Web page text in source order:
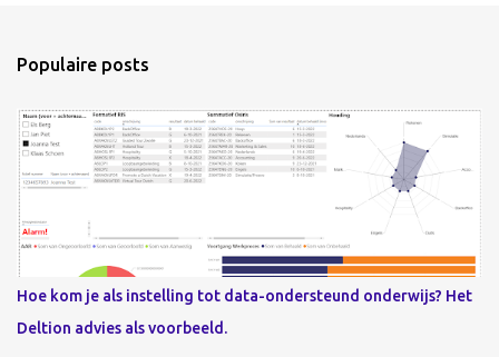
Populaire posts
Hoe kom je als instelling tot data-ondersteund onderwijs? Het
Deltion advies als voorbeeld.